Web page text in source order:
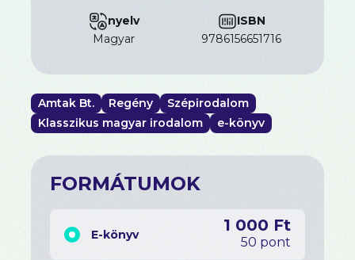
nyelv
magyar
ISBN
9786156651716
Amtak Bt. Regény
Szépirodalom
Klasszikus magyar irodalom
e-könyv
FORMÁTUMOK
E-könyv 1 000 Ft
50 pont